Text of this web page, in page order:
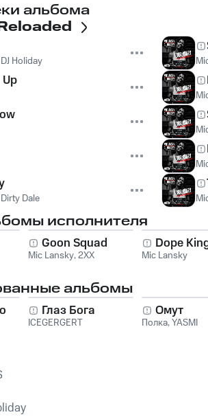
альбома
DJ Holiday
Dirty Dale
исполнителя
Goon Squad
Mic Lansky,2XX
Dope
Mic Lansky
альбомы
Глаз Бога
ICEGERGERT
Омут
Полка,YASMI